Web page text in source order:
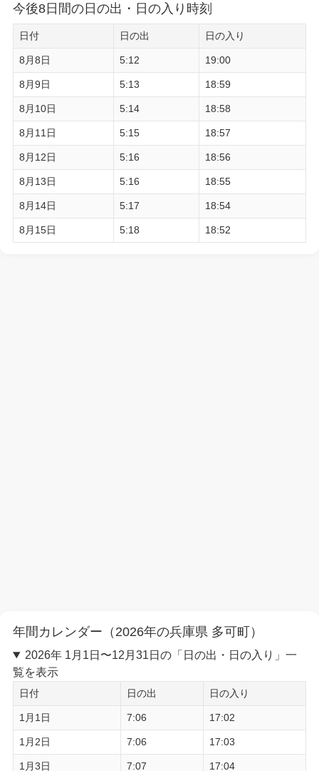
今後8日間の日の出・日の入り時刻
日付 日の出 日の入り
8月8日 5:12 19:00
8月9日 5:13 18:59
8月10日 5:14 18:58
8月11日 5:15 18:57
8月12日 5:16 18:56
8月13日 5:16 18:55
8月14日 5:17 18:54
8月15日 5:18 18:52
年間カレンダー（2026年の兵庫県 多可町）
2026年 1月1日〜12月31日の「日の出・日の入り」一
覧を表示
日付 日の出 日の入り
1月1日 7:06 17:02
1月2日 7:06 17:03
1月3日 7:07 17:04